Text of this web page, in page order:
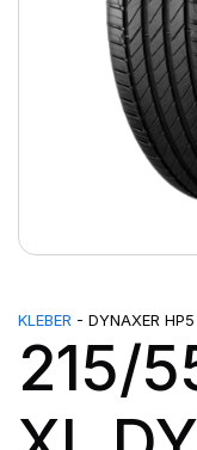
KLEBER - DYNAXER HP5
215/